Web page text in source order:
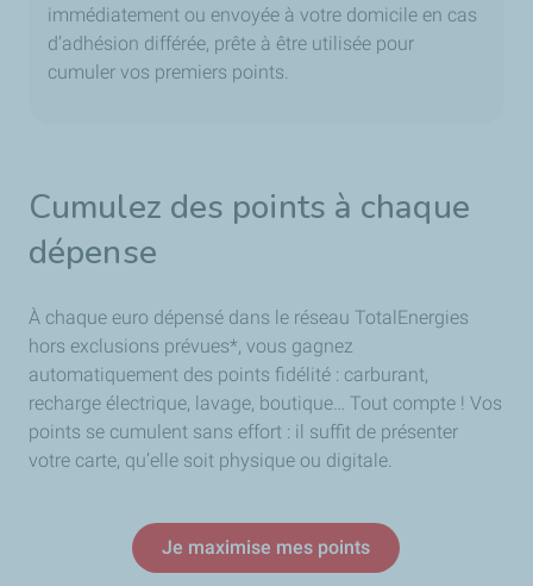
immédiatement ou envoyée à votre domicile en cas
d’adhésion différée, prête à être utilisée pour
cumuler vos premiers points.
Cumulez des points à chaque
dépense
À chaque euro dépensé dans le réseau TotalEnergies
hors exclusions prévues*, vous gagnez
automatiquement des points fidélité : carburant,
recharge électrique, lavage, boutique… Tout compte ! Vos
points se cumulent sans effort : il suffit de présenter
votre carte, qu’elle soit physique ou digitale.
Je maximise mes points